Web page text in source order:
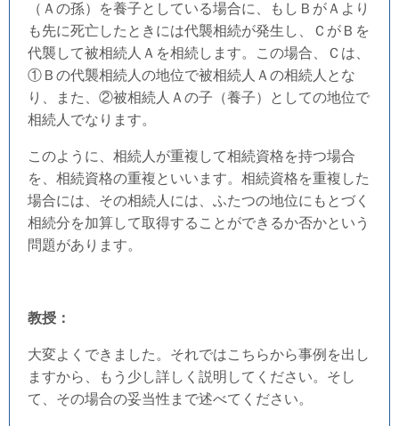
（Ａの孫）を養子としている場合に、もしＢがＡより
も先に死亡したときには代襲相続が発生し、ＣがＢを
代襲して被相続人Ａを相続します。この場合、Ｃは、
①Ｂの代襲相続人の地位で被相続人Ａの相続人とな
り、また、②被相続人Ａの子（養子）としての地位で
相続人でなります。
このように、相続人が重複して相続資格を持つ場合
を、相続資格の重複といいます。相続資格を重複した
場合には、その相続人には、ふたつの地位にもとづく
相続分を加算して取得することができるか否かという
問題があります。
教授：
大変よくできました。それではこちらから事例を出し
ますから、もう少し詳しく説明してください。そし
て、その場合の妥当性まで述べてください。